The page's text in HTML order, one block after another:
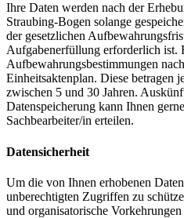
Ihre Daten werden nach der
Straubing-Bogen solange
der gesetzlichen
Aufgabenerfüllung erforderlich ist.
Aufbewahrungsbestimmungen
Einheitsaktenplan. Diese betragen
zwischen 5 und 30 Jahren.
Datenspeicherung kann Ihnen
Sachbearbeiter/in erteilen.
Datensicherheit
Um die von Ihnen erhobenen
unberechtigten Zugriffen zu
und organisatorische